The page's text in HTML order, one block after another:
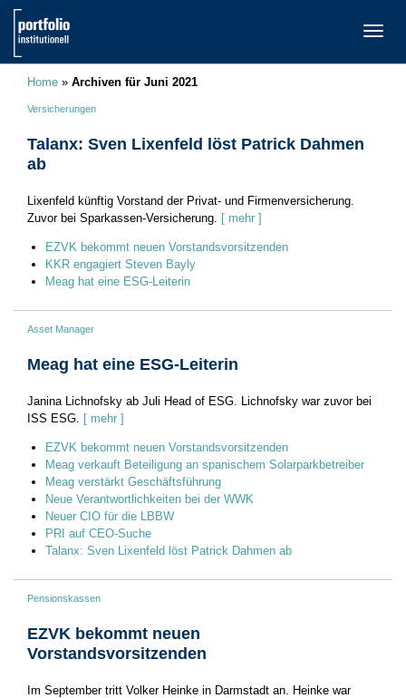
Home » Archiven für Juni 2021
Versicherungen
Talanx: Sven Lixenfeld löst Patrick Dahmen
ab
Lixenfeld künftig Vorstand der Privat- und Firmenversicherung.
Zuvor bei Sparkassen-Versicherung. [ mehr ]
EZVK bekommt neuen Vorstandsvorsitzenden
KKR engagiert Steven Bayly
Meag hat eine ESG-Leiterin
Asset Manager
Meag hat eine ESG-Leiterin
Janina Lichnofsky ab Juli Head of ESG. Lichnofsky war zuvor bei
ISS ESG. [ mehr ]
EZVK bekommt neuen Vorstandsvorsitzenden
Meag verkauft Beteiligung an spanischem Solarparkbetreiber
Meag verstärkt Geschäftsführung
Neue Verantwortlichkeiten bei der WWK
Neuer CIO für die LBBW
PRI auf CEO-Suche
Talanx: Sven Lixenfeld löst Patrick Dahmen ab
Pensionskassen
EZVK bekommt neuen
Vorstandsvorsitzenden
Im September tritt Volker Heinke in Darmstadt an. Heinke war